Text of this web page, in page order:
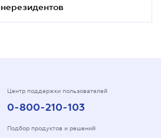
нерезидентов
Центр поддержки пользователей
0-800-210-103
Подбор продуктов и решений